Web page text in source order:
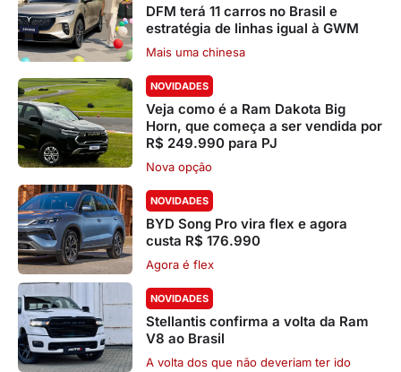
DFM terá 11 carros no Brasil e
estratégia de linhas igual à GWM
Mais uma chinesa
NOVIDADES
Veja como é a Ram Dakota Big
Horn, que começa a ser vendida por
R$ 249.990 para PJ
Nova opção
NOVIDADES
BYD Song Pro vira flex e agora
custa R$ 176.990
Agora é flex
NOVIDADES
Stellantis confirma a volta da Ram
V8 ao Brasil
A volta dos que não deveriam ter ido